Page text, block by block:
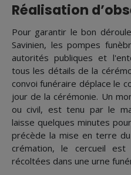
Réalisation
Pour garantir le bon
Savinien, les pompes
autorités publiques et
tous les détails de la
convoi funéraire déplace le
jour de la cérémonie. Un
ou civil, est tenu par le
laisse quelques minutes
précède la mise en terre du
crémation, le cercueil
récoltées dans une urne